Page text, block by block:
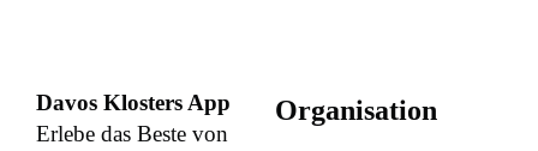
Davos Klosters App
Erlebe das Beste von
Organisation